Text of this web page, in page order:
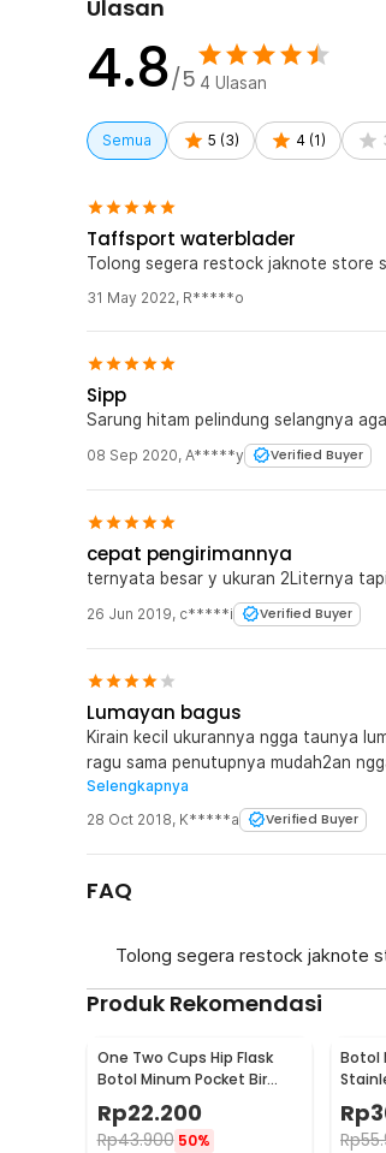
Kelengkapan Produk
Rincian yang Anda dapatkan untuk
1 x TaffSPORT Kantong Air
Ulasan
4.8/5 4 Ulasan
Semua 5 (3) 4 (1)
Taffsport waterblader
Tolong segera restock jaknote store
31 May 2022, R*****o
Sipp
Sarung hitam pelindung selangnya
08 Sep 2020, A*****y Verified Buyer
cepat pengirimannya
ternyata besar y ukuran 2Liternya
26 Jun 2019, c*****i Verified Buyer
Lumayan bagus
Kirain kecil ukurannya ngga taunya
ragu sama penutupnya mudah2an
dijaknot ini lebih murah
Selengkapnya
28 Oct 2018, K*****a Verified Buyer
FAQ
Tolong segera restock jaknote
Produk Rekomendasi
One Two Cups Hip Flask
Botol Minum Pocket Bir
Stainless Steel 201 8oz -
MS351
Rp22.200
Rp43.900 50%
Botol
Rp
Rp